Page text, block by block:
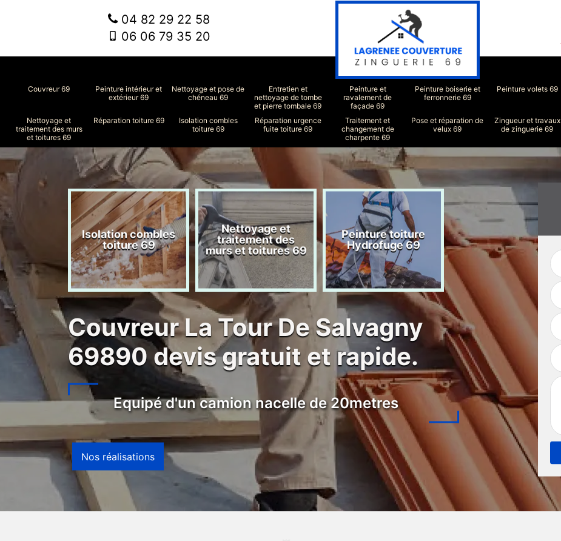
04 82 29 22 58
06 06 79 35 20
Couvreur 69
Peinture intérieur et
extérieur 69
Nettoyage et pose de
chéneau 69
Entretien et
nettoyage de tombe
et pierre tombale 69
Peinture et
ravalement de
façade 69
Peinture boiserie et
ferronnerie 69
Peinture volets 69
Nettoyage et
traitement des murs
et toitures 69
Réparation toiture 69
Isolation combles
toiture 69
Réparation urgence
fuite toiture 69
Traitement et
changement de
charpente 69
Pose et réparation de
velux 69
Zingueur et travaux
de zinguerie 69
de
69
Isolation combles
toiture 69
Nettoyage et
traitement des
murs et toitures 69
Peinture toiture
Hydrofuge 69
Réparation toiture
69
Couvreur La Tour De Salvagny
69890 devis gratuit et rapide.
Equipé d'un camion nacelle de 20metres
Nos réalisations